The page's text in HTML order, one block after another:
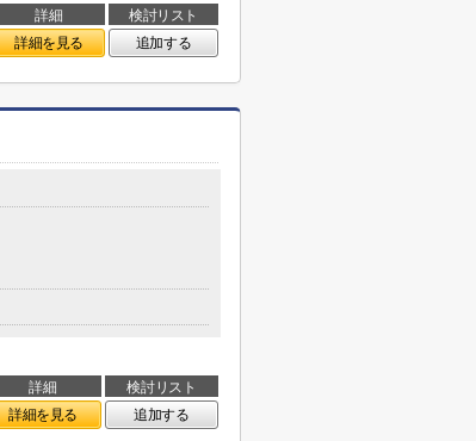
詳細
検討リスト
詳細を見る 追加する
詳細
検討リスト
詳細を見る 追加する